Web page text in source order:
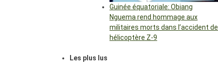
Guinée équatoriale: Obiang
Nguema rend hommage aux
militaires morts dans l’accident de
hélicoptère Z-9
Les plus lus